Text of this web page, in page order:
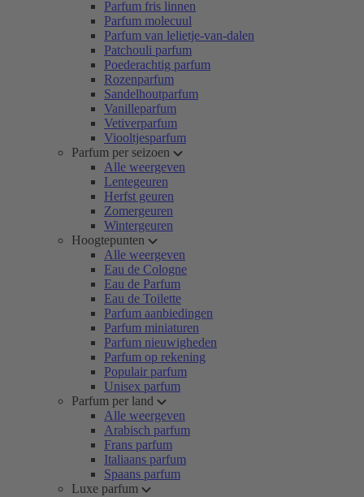
Parfum fris linnen
Parfum molecuul
Parfum van lelietje-van-dalen
Patchouli parfum
Poederachtig parfum
Rozenparfum
Sandelhoutparfum
Vanilleparfum
Vetiverparfum
Viooltjesparfum
Parfum per seizoen
Alle weergeven
Lentegeuren
Herfst geuren
Zomergeuren
Wintergeuren
Hoogtepunten
Alle weergeven
Eau de Cologne
Eau de Parfum
Eau de Toilette
Parfum aanbiedingen
Parfum miniaturen
Parfum nieuwigheden
Parfum op rekening
Populair parfum
Unisex parfum
Parfum per land
Alle weergeven
Arabisch parfum
Frans parfum
Italiaans parfum
Spaans parfum
Luxe parfum